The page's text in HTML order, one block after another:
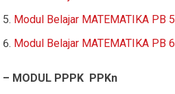
Modul Belajar MATEMATIKA PB 5
Modul Belajar MATEMATIKA PB 6
– MODUL PPPK PPKn